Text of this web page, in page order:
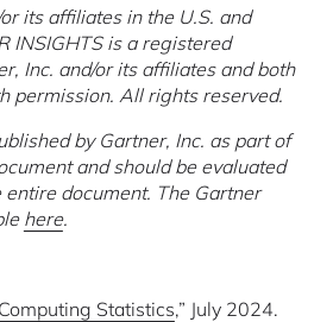
its affiliates in the U.S. and
INSIGHTS is a registered
Inc. and/or its affiliates and both
permission. All rights reserved.
by Gartner, Inc. as part of
and should be evaluated
document. The Gartner
here.
Statistics,” July 2024.